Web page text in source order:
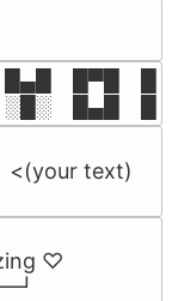
█▀█
█▄█
<(your text)
♡